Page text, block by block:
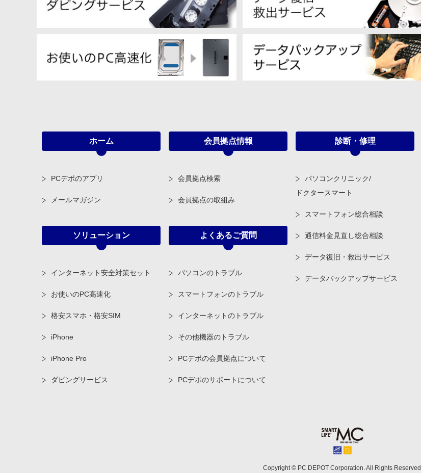
ホーム
PCデポのアプリ
メールマガジン
会員拠点情報
会員拠点検索
会員拠点の取組み
診断・修理
パソコンクリニック/
ドクタースマート
スマートフォン総合相談
通信料金見直し総合相談
データ復旧・救出サービス
データバックアップサービス
ソリューション
インターネット安全対策セット
お使いのPC高速化
格安スマホ・格安SIM
iPhone
iPhone Pro
ダビングサービス
よくあるご質問
パソコンのトラブル
スマートフォンのトラブル
インターネットのトラブル
その他機器のトラブル
PCデポの会員拠点について
PCデポのサポートについて
Copyright © PC DEPOT Corporation. All Rights Reserved.